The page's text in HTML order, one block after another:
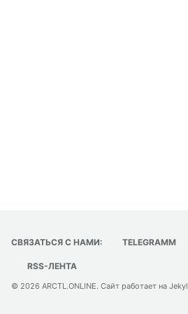
СВЯЗАТЬСЯ С НАМИ: TELEGRAMM
RSS-ЛЕНТА
© 2026 ARCTL.ONLINE. Сайт работает на